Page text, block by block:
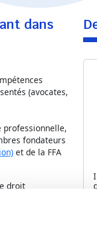
dans
(avocates,
professionnelle,
fondateurs
et de la FFA
droit